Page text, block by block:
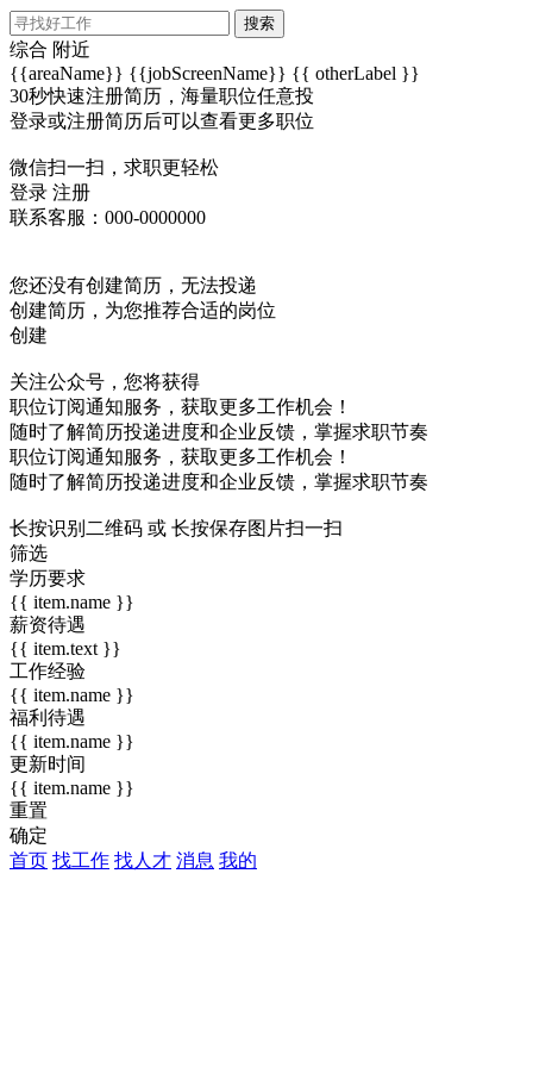
搜索
综合 附近
{{areaName}} {{jobScreenName}} {{ otherLabel }}
30秒快速注册简历，海量职位任意投
登录或注册简历后可以查看更多职位
微信扫一扫，求职更轻松
登录 注册
联系客服：000-0000000
您还没有创建简历，无法投递
创建简历，为您推荐合适的岗位
创建
关注公众号，您将获得
职位订阅通知服务，获取更多工作机会！
随时了解简历投递进度和企业反馈，掌握求职节奏
职位订阅通知服务，获取更多工作机会！
随时了解简历投递进度和企业反馈，掌握求职节奏
长按识别二维码 或 长按保存图片扫一扫
筛选
学历要求
{{ item.name }}
薪资待遇
{{ item.text }}
工作经验
{{ item.name }}
福利待遇
{{ item.name }}
更新时间
{{ item.name }}
重置
确定
首页 找工作 找人才 消息 我的